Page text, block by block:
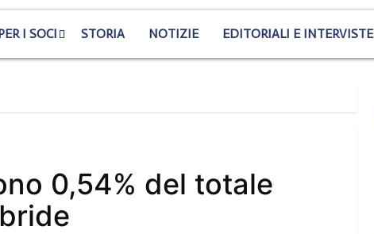
I SOCI STORIA NOTIZIE EDITORIALI E INTERVISTE
0,54% del totale